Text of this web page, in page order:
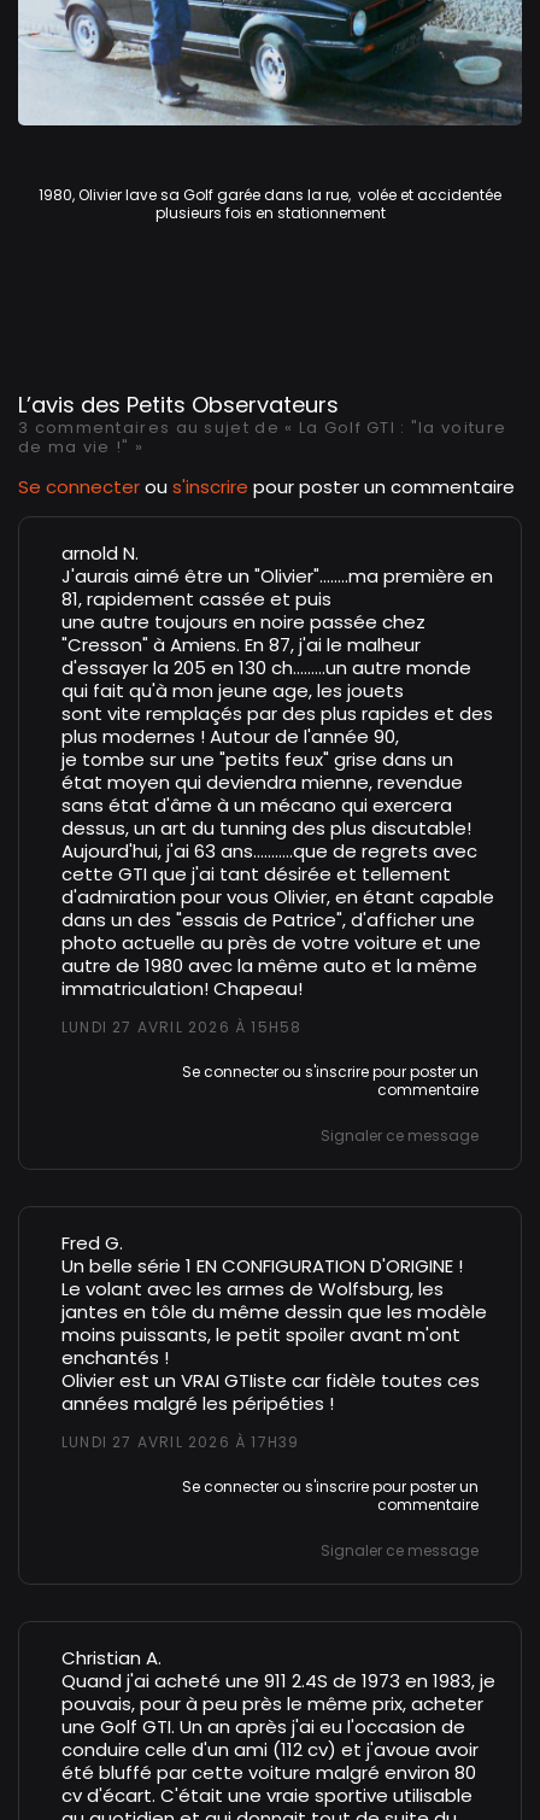
1980, Olivier lave sa Golf garée dans la rue, volée et accidentée
plusieurs fois en stationnement
L’avis des Petits Observateurs
3 commentaires au sujet de « La Golf GTI : "la voiture
de ma vie !" »
Se connecterou s'inscrire pour poster un commentaire
arnold N.
J'aurais aimé être un "Olivier"........ma première en
81, rapidement cassée et puis
une autre toujours en noire passée chez
"Cresson" à Amiens. En 87, j'ai le malheur
d'essayer la 205 en 130 ch.........un autre monde
qui fait qu'à mon jeune age, les jouets
sont vite remplaçés par des plus rapides et des
plus modernes ! Autour de l'année 90,
je tombe sur une "petits feux" grise dans un
état moyen qui deviendra mienne, revendue
sans état d'âme à un mécano qui exercera
dessus, un art du tunning des plus discutable!
Aujourd'hui, j'ai 63 ans...........que de regrets avec
cette GTI que j'ai tant désirée et tellement
d'admiration pour vous Olivier, en étant capable
dans un des "essais de Patrice", d'afficher une
photo actuelle au près de votre voiture et une
autre de 1980 avec la même auto et la même
immatriculation! Chapeau!
LUNDI 27 AVRIL 2026 À 15H58
Se connecterou s'inscrirepour poster un
commentaire
Signaler ce message
Fred G.
Un belle série 1 EN CONFIGURATION D'ORIGINE !
Le volant avec les armes de Wolfsburg, les
jantes en tôle du même dessin que les modèle
moins puissants, le petit spoiler avant m'ont
enchantés !
Olivier est un VRAI GTIiste car fidèle toutes ces
années malgré les péripéties !
LUNDI 27 AVRIL 2026 À 17H39
Se connecterou s'inscrirepour poster un
commentaire
Signaler ce message
Christian A.
Quand j'ai acheté une 911 2.4S de 1973 en 1983, je
pouvais, pour à peu près le même prix, acheter
une Golf GTI. Un an après j'ai eu l'occasion de
conduire celle d'un ami (112 cv) et j'avoue avoir
été bluffé par cette voiture malgré environ 80
cv d'écart. C'était une vraie sportive utilisable